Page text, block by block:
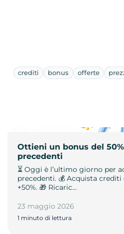
crediti bonus offerte
Ottieni un bonus del
precedenti
⏳ Oggi è l’ultimo giorno per
precedenti. 💰 Acquista
+50%. 🎁 Ricaric…
23 maggio 2026
1 minuto di lettura